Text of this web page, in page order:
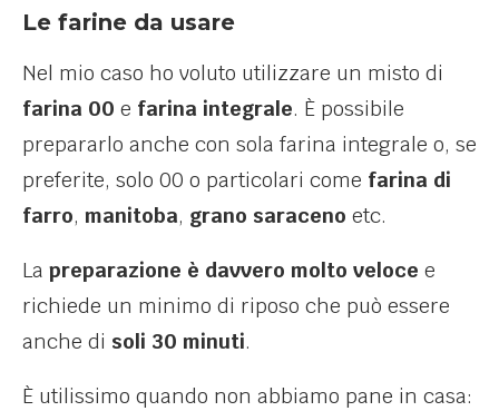
Le farine da usare
Nel mio caso ho voluto utilizzare un misto di
farina 00 e farina integrale. È possibile
prepararlo anche con sola farina integrale o, se
preferite, solo 00 o particolari come farina di
farro, manitoba, grano saraceno etc.
La preparazione è davvero molto veloce e
richiede un minimo di riposo che può essere
anche di soli 30 minuti.
È utilissimo quando non abbiamo pane in casa: